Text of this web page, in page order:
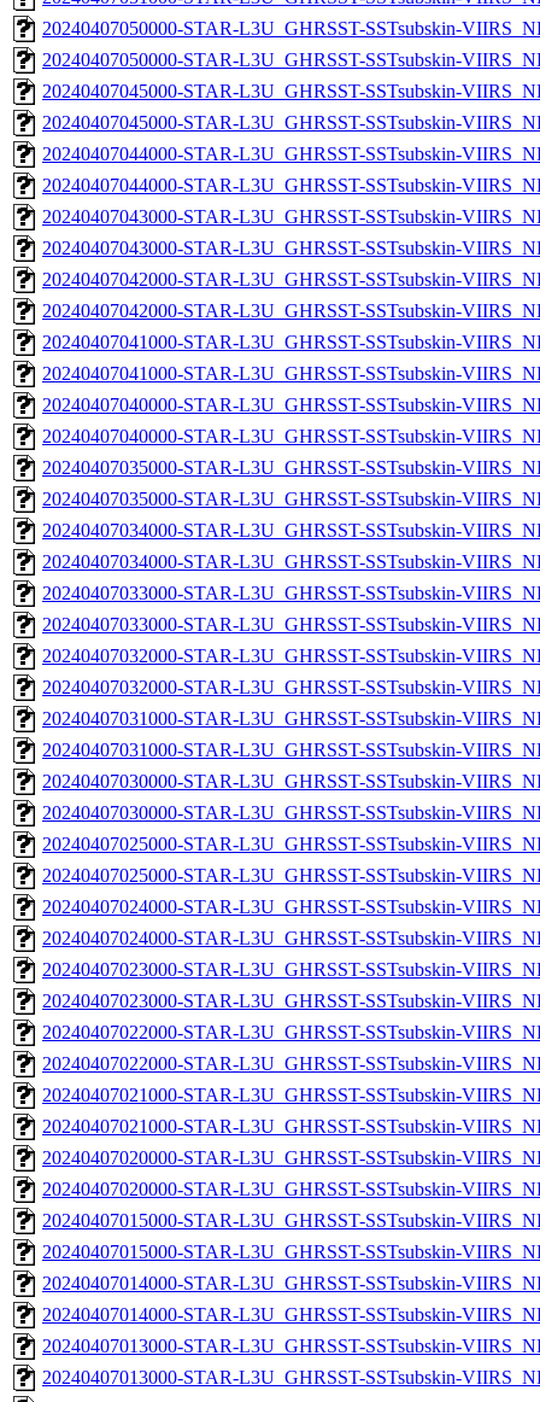
20240407050000-STAR-L3U_GHRSST-SSTsubskin-
20240407050000-STAR-L3U_GHRSST-SSTsubskin-
20240407045000-STAR-L3U_GHRSST-SSTsubskin-
20240407045000-STAR-L3U_GHRSST-SSTsubskin-
20240407044000-STAR-L3U_GHRSST-SSTsubskin-
20240407044000-STAR-L3U_GHRSST-SSTsubskin-
20240407043000-STAR-L3U_GHRSST-SSTsubskin-
20240407043000-STAR-L3U_GHRSST-SSTsubskin-
20240407042000-STAR-L3U_GHRSST-SSTsubskin-
20240407042000-STAR-L3U_GHRSST-SSTsubskin-
20240407041000-STAR-L3U_GHRSST-SSTsubskin-
20240407041000-STAR-L3U_GHRSST-SSTsubskin-
20240407040000-STAR-L3U_GHRSST-SSTsubskin-
20240407040000-STAR-L3U_GHRSST-SSTsubskin-
20240407035000-STAR-L3U_GHRSST-SSTsubskin-
20240407035000-STAR-L3U_GHRSST-SSTsubskin-
20240407034000-STAR-L3U_GHRSST-SSTsubskin-
20240407034000-STAR-L3U_GHRSST-SSTsubskin-
20240407033000-STAR-L3U_GHRSST-SSTsubskin-
20240407033000-STAR-L3U_GHRSST-SSTsubskin-
20240407032000-STAR-L3U_GHRSST-SSTsubskin-
20240407032000-STAR-L3U_GHRSST-SSTsubskin-
20240407031000-STAR-L3U_GHRSST-SSTsubskin-
20240407031000-STAR-L3U_GHRSST-SSTsubskin-
20240407030000-STAR-L3U_GHRSST-SSTsubskin-
20240407030000-STAR-L3U_GHRSST-SSTsubskin-
20240407025000-STAR-L3U_GHRSST-SSTsubskin-
20240407025000-STAR-L3U_GHRSST-SSTsubskin-
20240407024000-STAR-L3U_GHRSST-SSTsubskin-
20240407024000-STAR-L3U_GHRSST-SSTsubskin-
20240407023000-STAR-L3U_GHRSST-SSTsubskin-
20240407023000-STAR-L3U_GHRSST-SSTsubskin-
20240407022000-STAR-L3U_GHRSST-SSTsubskin-
20240407022000-STAR-L3U_GHRSST-SSTsubskin-
20240407021000-STAR-L3U_GHRSST-SSTsubskin-
20240407021000-STAR-L3U_GHRSST-SSTsubskin-
20240407020000-STAR-L3U_GHRSST-SSTsubskin-
20240407020000-STAR-L3U_GHRSST-SSTsubskin-
20240407015000-STAR-L3U_GHRSST-SSTsubskin-
20240407015000-STAR-L3U_GHRSST-SSTsubskin-
20240407014000-STAR-L3U_GHRSST-SSTsubskin-
20240407014000-STAR-L3U_GHRSST-SSTsubskin-
20240407013000-STAR-L3U_GHRSST-SSTsubskin-
20240407013000-STAR-L3U_GHRSST-SSTsubskin-